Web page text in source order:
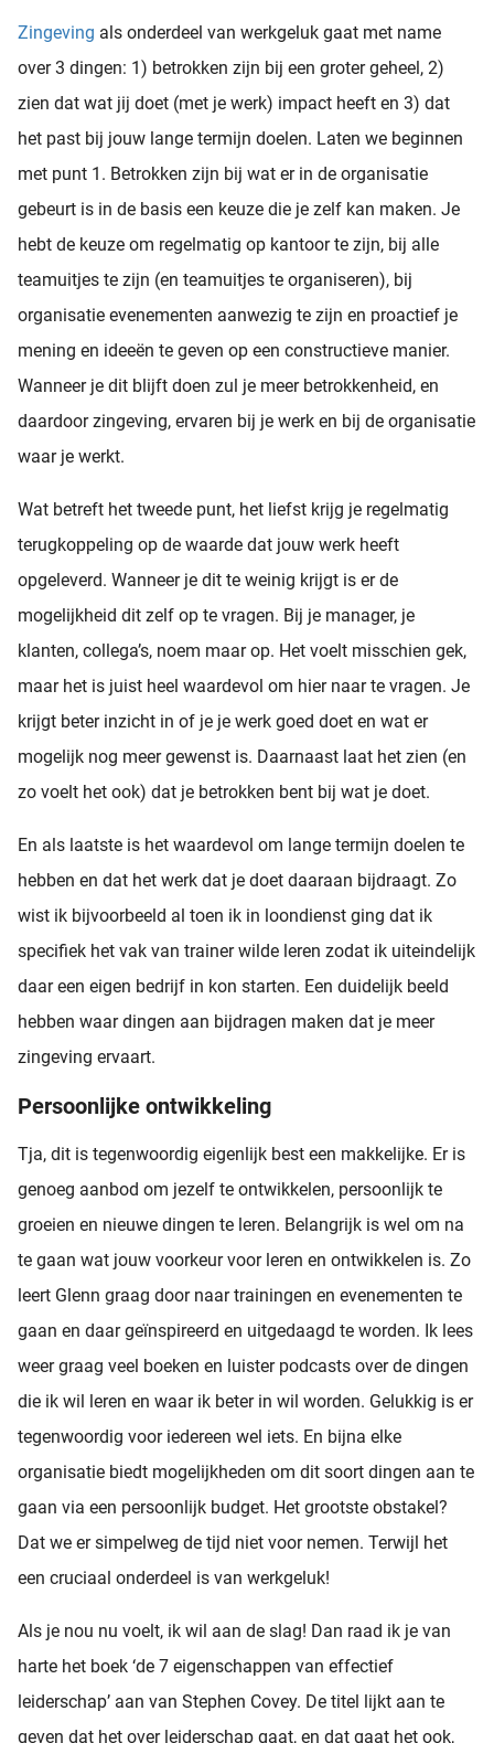
Zingeving als onderdeel van werkgeluk gaat met name
over 3 dingen: 1) betrokken zijn bij een groter geheel, 2)
zien dat wat jij doet (met je werk) impact heeft en 3) dat
het past bij jouw lange termijn doelen. Laten we beginnen
met punt 1. Betrokken zijn bij wat er in de organisatie
gebeurt is in de basis een keuze die je zelf kan maken. Je
hebt de keuze om regelmatig op kantoor te zijn, bij alle
teamuitjes te zijn (en teamuitjes te organiseren), bij
organisatie evenementen aanwezig te zijn en proactief je
mening en ideeën te geven op een constructieve manier.
Wanneer je dit blijft doen zul je meer betrokkenheid, en
daardoor zingeving, ervaren bij je werk en bij de organisatie
waar je werkt.
Wat betreft het tweede punt, het liefst krijg je regelmatig
terugkoppeling op de waarde dat jouw werk heeft
opgeleverd. Wanneer je dit te weinig krijgt is er de
mogelijkheid dit zelf op te vragen. Bij je manager, je
klanten, collega’s, noem maar op. Het voelt misschien gek,
maar het is juist heel waardevol om hier naar te vragen. Je
krijgt beter inzicht in of je je werk goed doet en wat er
mogelijk nog meer gewenst is. Daarnaast laat het zien (en
zo voelt het ook) dat je betrokken bent bij wat je doet.
En als laatste is het waardevol om lange termijn doelen te
hebben en dat het werk dat je doet daaraan bijdraagt. Zo
wist ik bijvoorbeeld al toen ik in loondienst ging dat ik
specifiek het vak van trainer wilde leren zodat ik uiteindelijk
daar een eigen bedrijf in kon starten. Een duidelijk beeld
hebben waar dingen aan bijdragen maken dat je meer
zingeving ervaart.
Persoonlijke ontwikkeling
Tja, dit is tegenwoordig eigenlijk best een makkelijke. Er is
genoeg aanbod om jezelf te ontwikkelen, persoonlijk te
groeien en nieuwe dingen te leren. Belangrijk is wel om na
te gaan wat jouw voorkeur voor leren en ontwikkelen is. Zo
leert Glenn graag door naar trainingen en evenementen te
gaan en daar geïnspireerd en uitgedaagd te worden. Ik lees
weer graag veel boeken en luister podcasts over de dingen
die ik wil leren en waar ik beter in wil worden. Gelukkig is er
tegenwoordig voor iedereen wel iets. En bijna elke
organisatie biedt mogelijkheden om dit soort dingen aan te
gaan via een persoonlijk budget. Het grootste obstakel?
Dat we er simpelweg de tijd niet voor nemen. Terwijl het
een cruciaal onderdeel is van werkgeluk!
Als je nou nu voelt, ik wil aan de slag! Dan raad ik je van
harte het boek ‘de 7 eigenschappen van effectief
leiderschap’ aan van Stephen Covey. De titel lijkt aan te
geven dat het over leiderschap gaat, en dat gaat het ook,